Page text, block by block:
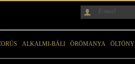
ALKALMI-BÁLI ÖRÖMANYA ÖLTÖNY